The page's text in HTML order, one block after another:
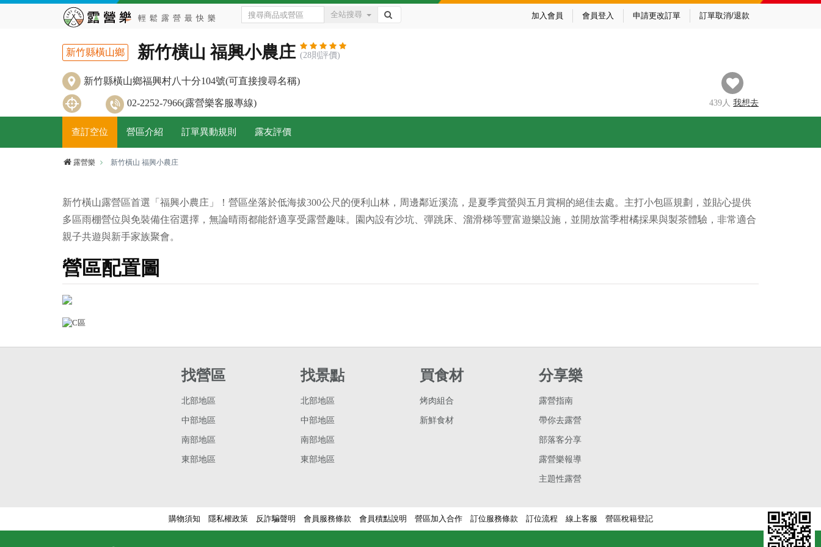
全站搜尋 加入會員 會員登入 申請更改訂單 訂單取消/退款
新竹縣橫山鄉 新竹橫山 福興小農庄 (28則評價)
新竹縣橫山鄉福興村八十分104號(可直接搜尋名稱)
02-2252-7966(露營樂客服專線) 439人 我想去
查訂空位 營區介紹 訂單異動規則 露友評價
露營樂 新竹橫山 福興小農庄
新竹橫山露營區首選「福興小農庄」！營區坐落於低海拔300公尺的便利山林，周邊鄰近溪流，是夏季賞螢與五月賞桐的絕佳去處。主打小包區規劃，並貼心提供
多區雨棚營位與免裝備住宿選擇，無論晴雨都能舒適享受露營趣味。園內設有沙坑、彈跳床、溜滑梯等豐富遊樂設施，並開放當季柑橘採果與製茶體驗，非常適合
親子共遊與新手家族聚會。
營區配置圖
找營區
北部地區
中部地區
南部地區
東部地區
找景點
北部地區
中部地區
南部地區
東部地區
買食材
烤肉組合
新鮮食材
分享樂
露營指南
帶你去露營
部落客分享
露營樂報導
主題性露營
購物須知 隱私權政策 反詐騙聲明 會員服務條款 會員積點說明 營區加入合作 訂位服務條款 訂位流程 線上客服 營區稅籍登記